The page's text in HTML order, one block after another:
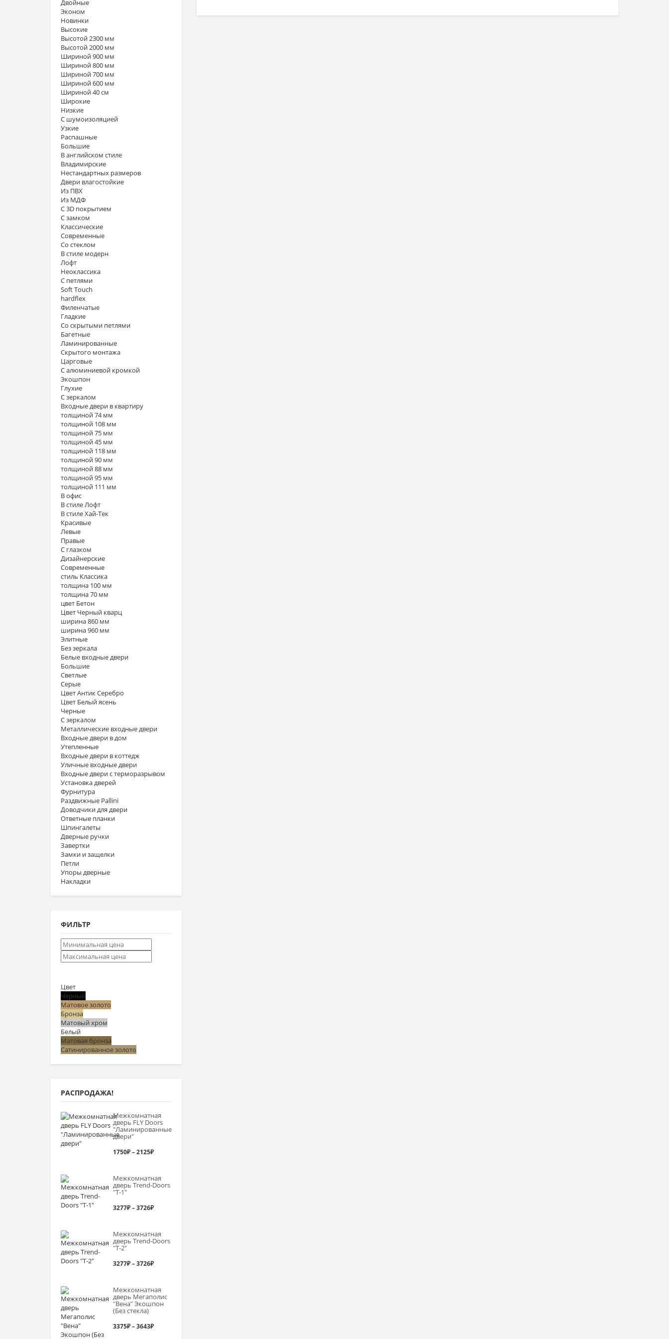
Двойные
Эконом
Новинки
Высокие
Высотой 2300 мм
Высотой 2000 мм
Шириной 900 мм
Шириной 800 мм
Шириной 700 мм
Шириной 600 мм
Шириной 40 см
Широкие
Низкие
С шумоизоляцией
Узкие
Распашные
Большие
В английском стиле
Владимирские
Нестандартных размеров
Двери влагостойкие
Из ПВХ
Из МДФ
С 3D покрытием
С замком
Классические
Современные
Со стеклом
В стиле модерн
Лофт
Неоклассика
С петлями
Soft Touch
hardflex
Филенчатые
Гладкие
Со скрытыми петлями
Багетные
Ламинированные
Скрытого монтажа
Царговые
С алюминиевой кромкой
Экошпон
Глухие
С зеркалом
Входные двери в квартиру
толщиной 74 мм
толщиной 108 мм
толщиной 75 мм
толщиной 45 мм
толщиной 118 мм
толщиной 90 мм
толщиной 88 мм
толщиной 95 мм
толщиной 111 мм
В офис
В стиле Лофт
В стиле Хай-Тек
Красивые
Левые
Правые
С глазком
Дизайнерские
Современные
стиль Классика
толщина 100 мм
толщина 70 мм
цвет Бетон
Цвет Черный кварц
ширина 860 мм
ширина 960 мм
Элитные
Без зеркала
Белые входные двери
Большие
Светлые
Серые
Цвет Антик Серебро
Цвет Белый ясень
Черные
С зеркалом
Металлические входные двери
Входные двери в дом
Утепленные
Входные двери в коттедж
Уличные входные двери
Входные двери с терморазрывом
Установка дверей
Фурнитура
Раздвижные Pallini
Доводчики для двери
Ответные планки
Шпингалеты
Дверные ручки
Завертки
Замки и защелки
Петли
Упоры дверные
Накладки
ФИЛЬТР
Цвет
Черный
Матовое золото
Бронза
Матовый хром
Белый
Матовая бронза
Сатинированное золото
РАСПРОДАЖА!
Межкомнатная
дверь FLY Doors
"Ламинированные
двери"
1750₽–2125₽Диапазон
1750₽
Межкомнатная
дверь Trend-Doоrs
"Т-1"
3277₽–3726₽Диапазон
3277₽
Межкомнатная
дверь Trend-Doоrs
"Т-2"
3277₽–3726₽Диапазон
3277₽
–
3726₽
Межкомнатная
дверь Мегаполис
"Вена" Экошпон
(Без стекла)
3375₽–3643₽Диапазон